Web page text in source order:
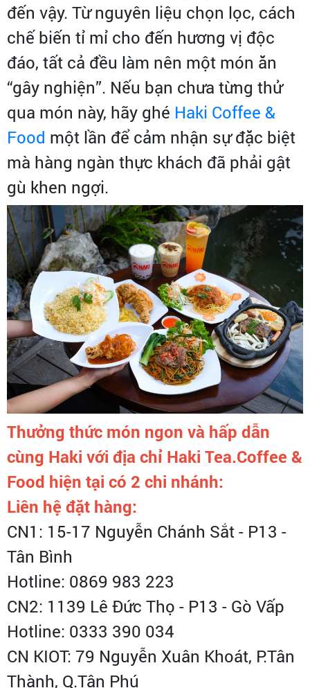
đến vậy. Từ nguyên liệu chọn lọc, cách
chế biến tỉ mỉ cho đến hương vị độc
đáo, tất cả đều làm nên một món ăn
“gây nghiện”. Nếu bạn chưa từng thử
qua món này, hãy ghé Haki Coffee &
Food một lần để cảm nhận sự đặc biệt
mà hàng ngàn thực khách đã phải gật
gù khen ngợi.
Thưởng thức món ngon và hấp dẫn
cùng Haki với địa chỉ Haki Tea.Coffee &
Food hiện tại có 2 chi nhánh:
Liên hệ đặt hàng:
CN1: 15-17 Nguyễn Chánh Sắt - P13 -
Tân Bình
Hotline: 0869 983 223
CN2: 1139 Lê Đức Thọ - P13 - Gò Vấp
Hotline: 0333 390 034
CN KIOT: 79 Nguyễn Xuân Khoát, P.Tân
Thành, Q.Tân Phú